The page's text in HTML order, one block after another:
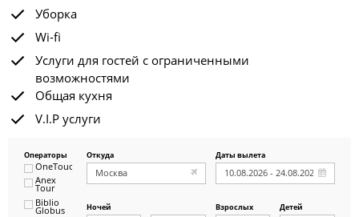
Уборка
Wi-fi
Услуги для гостей с ограниченными
возможностями
Общая кухня
V.I.P услуги
Операторы
OneTouch&Travel
Anex
Tour
Biblio
Globus
Откуда Даты вылета
Ночей Взрослых Детей